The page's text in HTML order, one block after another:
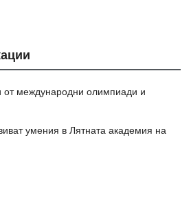
международни олимпиади и
умения в Лятната академия на